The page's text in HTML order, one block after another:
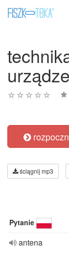
ściągnij mp3
Pytanie
antena